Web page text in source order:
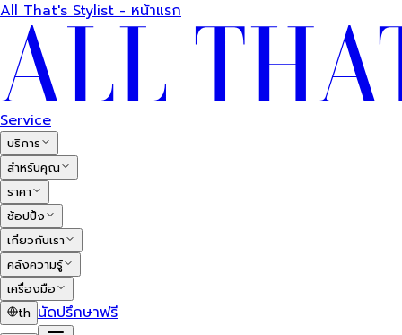
All That's Stylist - หน้าแรก
Service
บริการ
สำหรับคุณ
ราคา
ช้อปปิ้ง
เกี่ยวกับเรา
คลังความรู้
เครื่องมือ
th นัดปรึกษาฟรี